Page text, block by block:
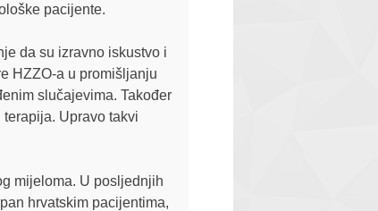
pacijente.
da su izravno iskustvo i
HZZO-a u promišljanju
slučajevima. Također
Upravo takvi
mijeloma. U posljednjih
hrvatskim pacijentima,